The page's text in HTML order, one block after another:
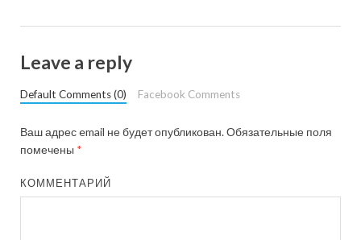
Leave a reply
Default Comments (0) Facebook Comments
Ваш адрес email не будет опубликован.Обязательные поля
помечены *
КОММЕНТАРИЙ